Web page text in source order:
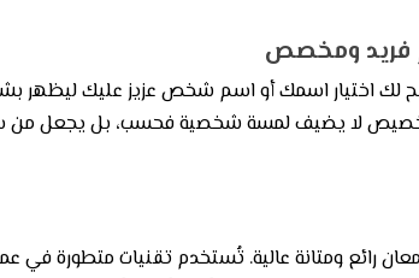
فريد ومخصص
لك اختيار اسمك أو اسم شخص عزيز عليك
التخصيص لا يضيف لمسة شخصية فحسب، بل يجعل
رائع ومتانة عالية. تُستخدم تقنيات متطورة